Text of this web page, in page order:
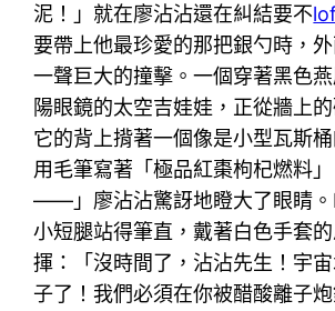
泥！」就在廖沾沾還在糾結要不
要帶上他最珍愛的那把銀勺時，
一聲巨大的撞擊。一個穿著黑色
陽眼鏡的太空吉娃娃，正從牆上
它的背上揹著一個像是小型瓦斯
用毛筆寫著「極品紅棗枸杞燃料
——」廖沾沾驚訝地瞪大了眼睛
小短腿站得筆直，戴著白色手套
揮：「沒時間了，沾沾先生！宇
子了！我們必須在你被醋酸離子